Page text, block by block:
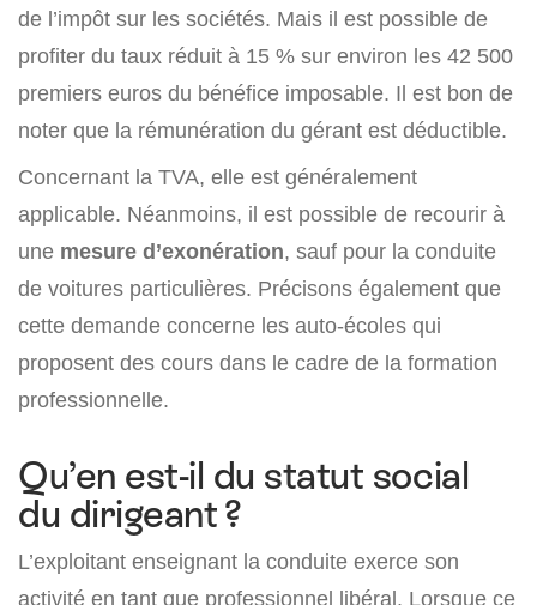
de l’impôt sur les sociétés. Mais il est possible de
profiter du taux réduit à 15 % sur environ les 42 500
premiers euros du bénéfice imposable. Il est bon de
noter que la rémunération du gérant est déductible.
Concernant la TVA, elle est généralement
applicable. Néanmoins, il est possible de recourir à
une mesure d’exonération, sauf pour la conduite
de voitures particulières. Précisons également que
cette demande concerne les auto-écoles qui
proposent des cours dans le cadre de la formation
professionnelle.
Qu’en est-il du statut social
du dirigeant ?
L’exploitant enseignant la conduite exerce son
activité en tant que professionnel libéral. Lorsque ce